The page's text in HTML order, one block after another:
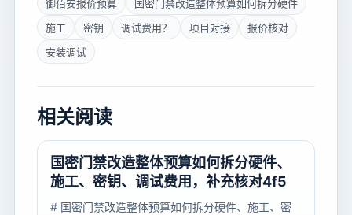
御佰安报价预算
国密门禁改造整体预算如何拆分硬件
施工
密钥 调试费用？ 项目对接
报价核对
安装调试
相关阅读
国密门禁改造整体预算如何拆分硬件、
施工、密钥、调试费用，补充核对4f5
# 国密门禁改造整体预算如何拆分硬件、施工、密